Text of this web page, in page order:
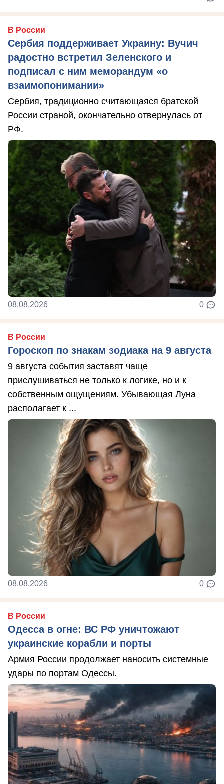
В России
Сербия поддерживает Украину: Вучич
радостно встретил Зеленского и
подписал с ним меморандум «о
взаимопонимании»
Сербия, традиционно считающаяся братской
России страной, окончательно отвернулась от
РФ.
08.08.2026 0
В России
Гороскоп по знакам зодиака на 9 августа
9 августа события заставят чаще
прислушиваться не только к логике, но и к
собственным ощущениям. Убывающая Луна
располагает к ...
08.08.2026 0
В России
Одесса в огне: ВС РФ уничтожают
украинские корабли и порты
Армия России продолжает наносить системные
удары по портам Одессы.